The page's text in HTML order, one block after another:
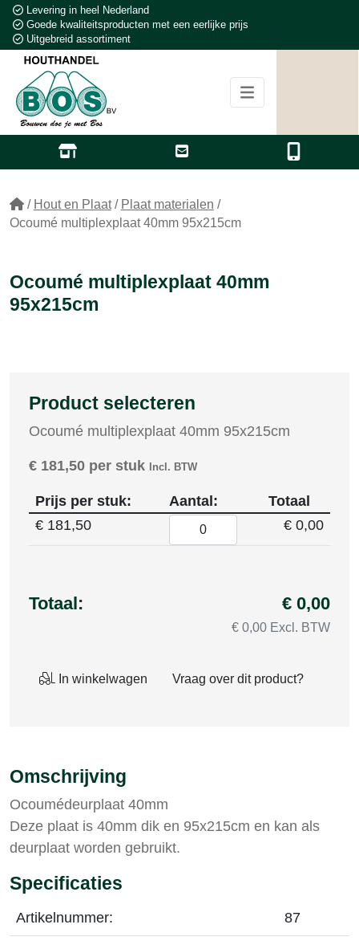
Levering in heel Nederland
Goede kwaliteitsproducten met een eerlijke prijs
Uitgebreid assortiment
/ Hout en Plaat / Plaat materialen /
Ocoumé multiplexplaat 40mm 95x215cm
Ocoumé multiplexplaat 40mm
95x215cm
Product selecteren
Ocoumé multiplexplaat 40mm 95x215cm
€ 181,50 per stuk Incl. BTW
Prijs per stuk: Aantal:
Totaal
€ 181,50 € 0,00
Totaal: € 0,00
€ 0,00 Excl. BTW
In winkelwagen Vraag over dit product?
Omschrijving
Ocoumédeurplaat 40mm
Deze plaat is 40mm dik en 95x215cm en kan als
deurplaat worden gebruikt.
Specificaties
Artikelnummer: 87